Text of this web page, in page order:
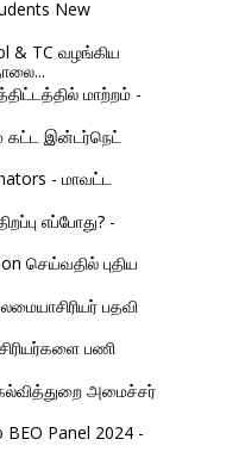
New
& TC வழங்கிய
மாற்றம் -
இன்டர்நெட்
- மாவட்ட
எப்போது? -
செய்வதில் புதிய
பதவி
பணி
அமைச்சர்
Panel 2024 -